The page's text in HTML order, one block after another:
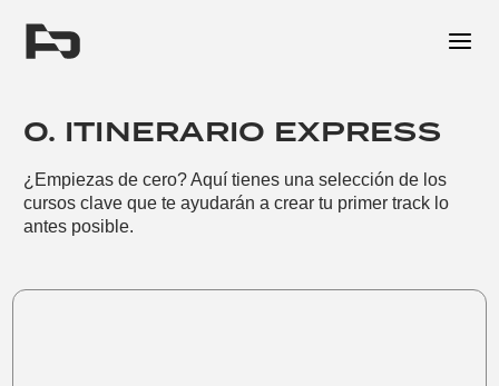
0. ITINERARIO EXPRESS
¿Empiezas de cero? Aquí tienes una selección de los
cursos clave que te ayudarán a crear tu primer track lo
antes posible.